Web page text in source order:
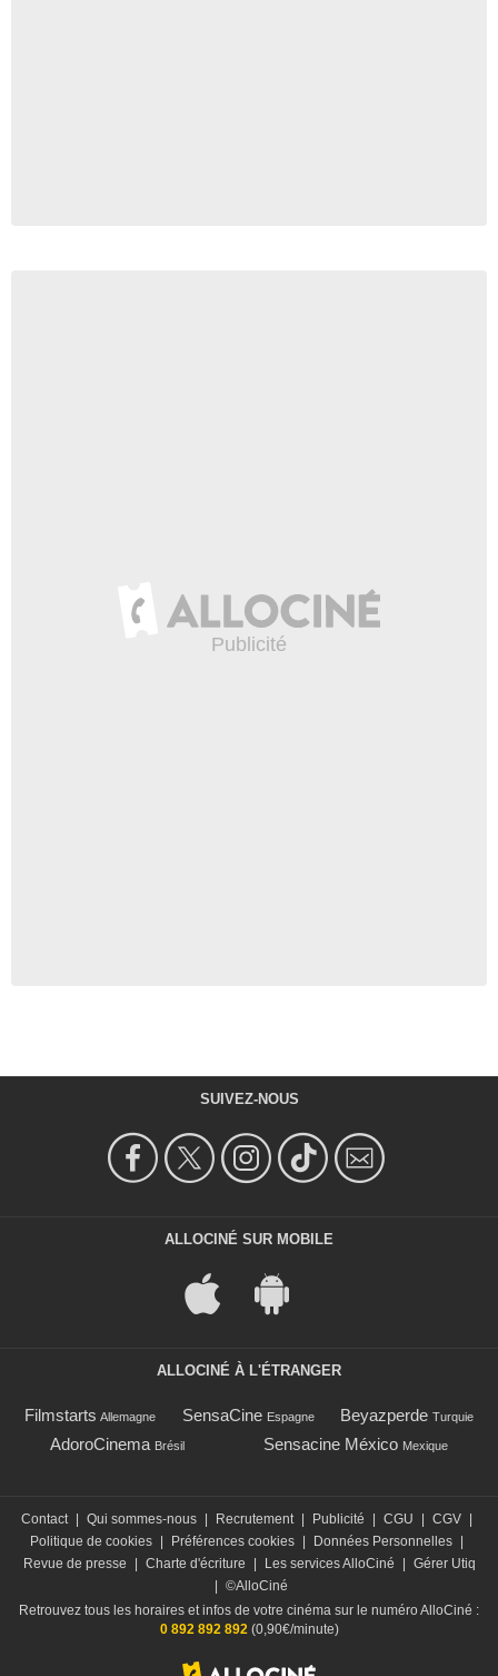
SUIVEZ-NOUS
ALLOCINÉ SUR MOBILE
ALLOCINÉ À L'ÉTRANGER
Filmstarts Allemagne SensaCine Espagne Beyazperde Turquie
AdoroCinema Brésil Sensacine México Mexique
Contact Qui sommes-nous Recrutement Publicité CGU CGV
Politique de cookies
Préférences cookies Données Personnelles
Revue de presse
Charte d'écriture Les services AlloCiné
Gérer Utiq
©AlloCiné
Retrouvez tous les horaires et infos de votre cinéma sur le numéro AlloCiné :
0 892 892 892(0,90€/minute)